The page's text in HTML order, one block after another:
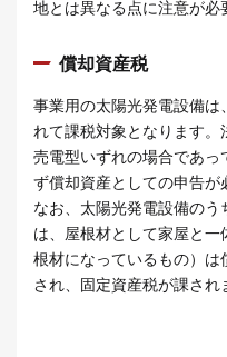
地とは異なる点に注意が必
償却資産税
事業用の太陽光発電設備は
れて課税対象となります
売電型いずれの場合であっ
ず償却資産としての申告が
なお、太陽光発電設備の
は、屋根材として家屋と
根材になっているもの）は
され、固定資産税が課され